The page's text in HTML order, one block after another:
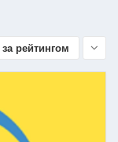
за рейтингом